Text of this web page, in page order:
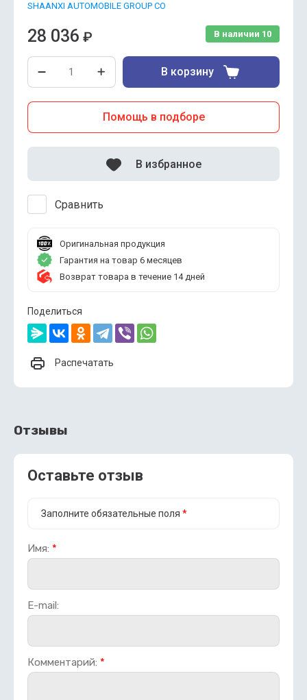
SHAANXI AUTOMOBILE GROUP CO
В наличии 10
28 036 ₽
В корзину
Помощь в подборе
Сравнить
В избранное
Оригинальная продукция
Гарантия на товар 6 месяцев
Возврат товара в течение 14 дней
Поделиться
Распечатать
Отзывы
Оставьте отзыв
Заполните обязательные поля *
Имя: *
E-mail:
Комментарий: *